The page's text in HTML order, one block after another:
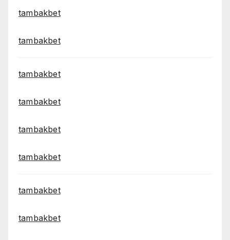
tambakbet
tambakbet
tambakbet
tambakbet
tambakbet
tambakbet
tambakbet
tambakbet